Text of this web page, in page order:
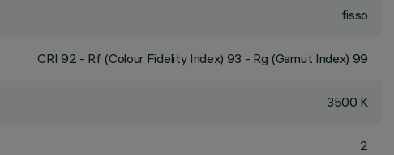
fisso
CRI 92 - Rf (Colour Fidelity Index) 93 - Rg (Gamut Index) 99
3500 K
2